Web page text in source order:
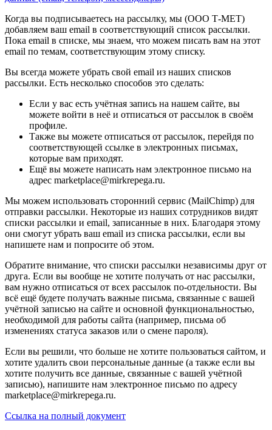
Когда вы подписываетесь на рассылку, мы (ООО Т-МЕТ)
добавляем ваш email в соответствующий список рассылки.
Пока email в списке, мы знаем, что можем писать вам на этот
email по темам, соответствующим этому списку.
Вы всегда можете убрать свой email из наших списков
рассылки. Есть несколько способов это сделать:
Если у вас есть учётная запись на нашем сайте, вы
можете войти в неё и отписаться от рассылок в своём
профиле.
Также вы можете отписаться от рассылок, перейдя по
соответствующей ссылке в электронных письмах,
которые вам приходят.
Ещё вы можете написать нам электронное письмо на
адрес marketplace@mirkrepega.ru.
Мы можем использовать сторонний сервис (MailChimp) для
отправки рассылки. Некоторые из наших сотрудников видят
списки рассылки и email, записанные в них. Благодаря этому
они смогут убрать ваш email из списка рассылки, если вы
напишете нам и попросите об этом.
Обратите внимание, что списки рассылки независимы друг от
друга. Если вы вообще не хотите получать от нас рассылки,
вам нужно отписаться от всех рассылок по-отдельности. Вы
всё ещё будете получать важные письма, связанные с вашей
учётной записью на сайте и основной функциональностью,
необходимой для работы сайта (например, письма об
изменениях статуса заказов или о смене пароля).
Если вы решили, что больше не хотите пользоваться сайтом, и
хотите удалить свои персональные данные (а также если вы
хотите получить все данные, связанные с вашей учётной
записью), напишите нам электронное письмо по адресу
marketplace@mirkrepega.ru.
Ссылка на полный документ